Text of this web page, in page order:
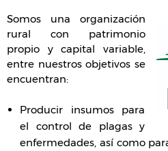
Somos una organización
rural con patrimonio
propio y capital variable,
entre nuestros objetivos se
encuentran:
Producir insumos para
el control de plagas y
enfermedades, así como